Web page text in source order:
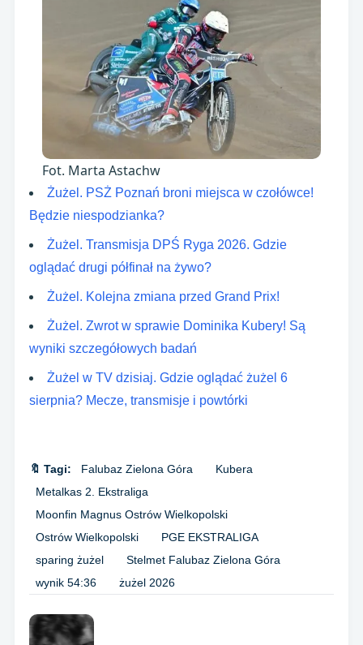
Fot. Marta Astachw
Żużel. PSŻ Poznań broni miejsca w czołówce!
Będzie niespodzianka?
Żużel. Transmisja DPŚ Ryga 2026. Gdzie
oglądać drugi półfinał na żywo?
Żużel. Kolejna zmiana przed Grand Prix!
Żużel. Zwrot w sprawie Dominika Kubery! Są
wyniki szczegółowych badań
Żużel w TV dzisiaj. Gdzie oglądać żużel 6
sierpnia? Mecze, transmisje i powtórki
🔖 Tagi: Falubaz Zielona Góra
Kubera
Metalkas 2. Ekstraliga
Moonfin Magnus Ostrów Wielkopolski
Ostrów Wielkopolski
PGE EKSTRALIGA
sparing żużel
Stelmet Falubaz Zielona Góra
wynik 54:36
żużel 2026